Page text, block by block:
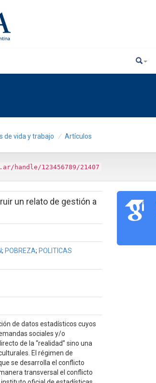
de vida y trabajo Artículos
handle/123456789/21407
un relato de gestión a
; POBREZA; POLITICAS
de datos estadísticos cuyos
sociales y/o
de la “realidad” sino una
El régimen de
se desarrolla el conflicto
transversal el conflicto